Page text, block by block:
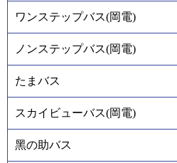
ワンステップバス(岡電)
ノンステップバス(岡電)
たまバス
スカイビューバス(岡電)
黑の助バス